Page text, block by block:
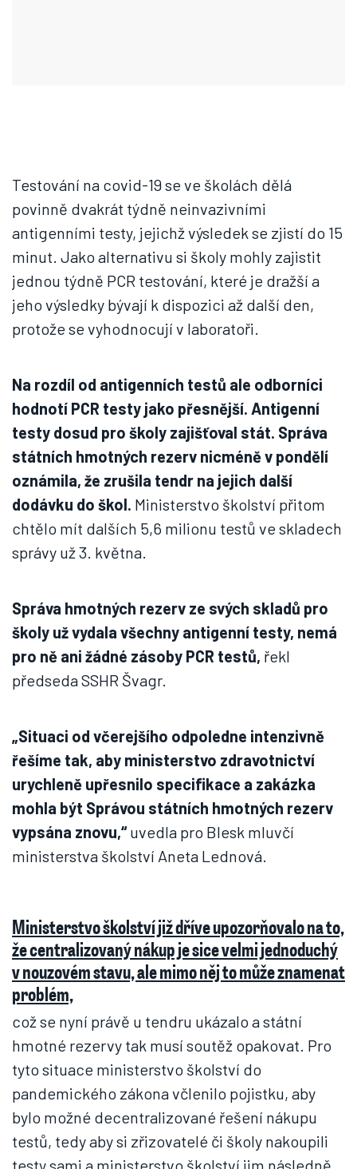
Testování na covid-19 se ve školách dělá
povinně dvakrát týdně neinvazivními
antigenními testy, jejichž výsledek se zjistí do 15
minut. Jako alternativu si školy mohly zajistit
jednou týdně PCR testování, které je dražší a
jeho výsledky bývají k dispozici až další den,
protože se vyhodnocují v laboratoři.
Na rozdíl od antigenních testů ale odborníci
hodnotí PCR testy jako přesnější. Antigenní
testy dosud pro školy zajišťoval stát. Správa
státních hmotných rezerv nicméně v pondělí
oznámila, že zrušila tendr na jejich další
dodávku do škol. Ministerstvo školství přitom
chtělo mít dalších 5,6 milionu testů ve skladech
správy už 3. května.
Správa hmotných rezerv ze svých skladů pro
školy už vydala všechny antigenní testy, nemá
pro ně ani žádné zásoby PCR testů, řekl
předseda SSHR Švagr.
„Situaci od včerejšího odpoledne intenzivně
řešíme tak, aby ministerstvo zdravotnictví
urychleně upřesnilo specifikace a zakázka
mohla být Správou státních hmotných rezerv
vypsána znovu,“uvedla pro Blesk mluvčí
ministerstva školství Aneta Lednová.
Ministerstvo školství již dříve upozorňovalo na to,
že centralizovaný nákup je sice velmi jednoduchý
v nouzovém stavu, ale mimo něj to může znamenat
problém,
což se nyní právě u tendru ukázalo a státní
hmotné rezervy tak musí soutěž opakovat. Pro
tyto situace ministerstvo školství do
pandemického zákona včlenilo pojistku, aby
bylo možné decentralizované řešení nákupu
testů, tedy aby si zřizovatelé či školy nakoupili
testy sami a ministerstvo školství jim následně